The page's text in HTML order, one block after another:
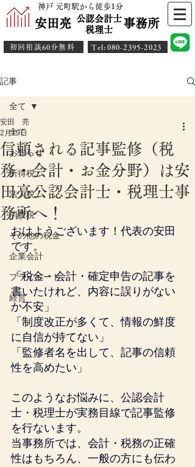
神戸 元町駅から徒歩1分
安田亮 事務所
公認会計士
​税理士
初回相談60分無料 ​Tel:080-2395-2023
記事
全て
お知らせ
所得税
法人税
消費税
その他の税金
企業会計
プライベート
経営
全て
信頼される記事監修（税
務・会計・お金分野）は安
田亮公認会計士・税理士事
務所へ！
安田 亮
2月19日
おはようございます！代表の安田
です。
「税金・会計・確定申告の記事を
書いたけれど、内容に誤りがない
か不安」
「制度改正が多くて、情報の鮮度
に自信が持てない」
「監修者名を出して、記事の信頼
性を高めたい」
このようなお悩みに、公認会計
士・税理士が実務目線で記事監修
を行ないます。
当事務所では、会計・税務の正確
性はもちろん、一般の方にも伝わ